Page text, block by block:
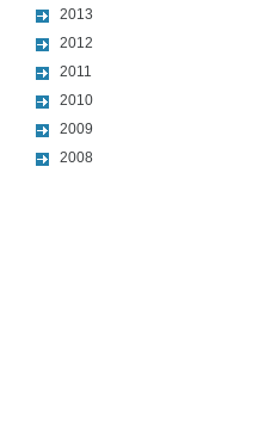
2013
2012
2011
2010
2009
2008